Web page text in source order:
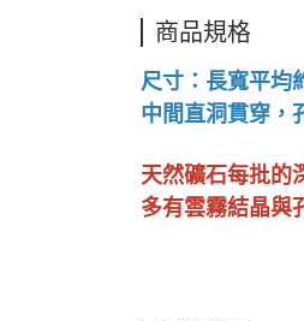
商品規格
尺寸：長寬平均
中間直洞貫穿，
天然礦石每批的
多有雲霧結晶與